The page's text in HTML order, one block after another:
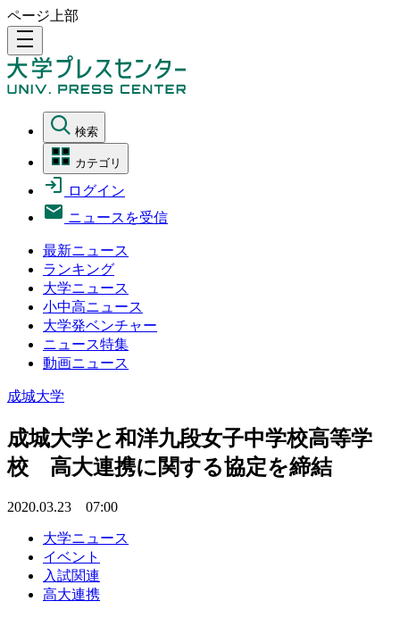
ページ上部
density_medium
検索
カテゴリ
ログイン
ニュースを受信
最新ニュース
ランキング
大学ニュース
小中高ニュース
大学発ベンチャー
ニュース特集
動画ニュース
成城大学
成城大学と和洋九段女子中学校高等学
校 高大連携に関する協定を締結
2020.03.23 07:00
大学ニュース
イベント
入試関連
高大連携